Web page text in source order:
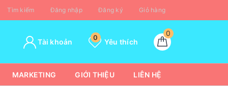
Tìm kiếm Đăng nhập Đăng ký Giỏ hàng
0
Yêu thích
0
Tài khoản
MARKETING GIỚI THIỆU LIÊN HỆ